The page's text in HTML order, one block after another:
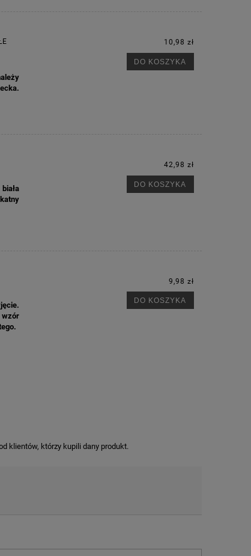
10,98 zł
DO KOSZYKA
42,98 zł
DO KOSZYKA
wzór
9,98 zł
DO KOSZYKA
klientów, którzy kupili dany produkt.